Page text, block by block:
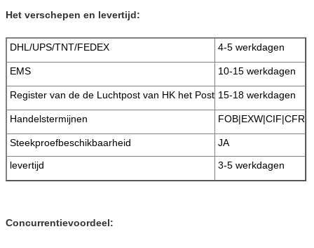
Het verschepen en levertijd:
DHL/UPS/TNT/FEDEX 4-5 werkdagen
EMS 10-15 werkdagen
Register van de de Luchtpost van HK het Post 15-18 werkdagen
Handelstermijnen FOB|EXW|CIF|CFR
Steekproefbeschikbaarheid
JA
levertijd
3-5 werkdagen
Concurrentievoordeel: